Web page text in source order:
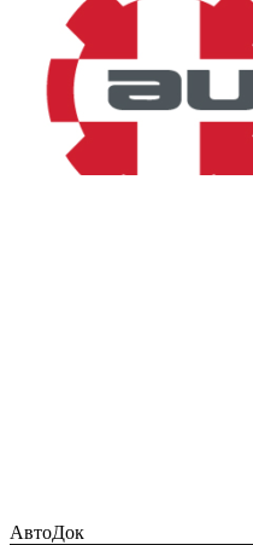
АвтоДок